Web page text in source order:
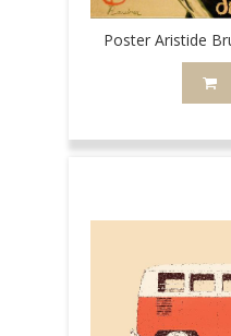
Poster Aristide